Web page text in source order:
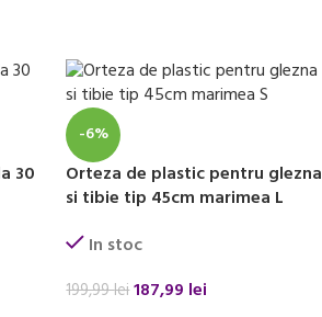
30
-6%
Orteza de plastic pentru glezna
si tibie tip 45cm marimea L
In stoc
199,99lei187,99 lei